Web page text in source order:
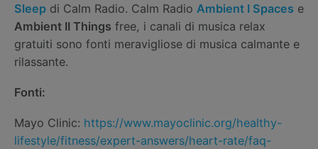
Sleep di Calm Radio. Calm Radio Ambient I Spaces e
Ambient II Things free, i canali di musica relax
gratuiti sono fonti meravigliose di musica calmante e
rilassante.
Fonti:
Mayo Clinic: https://www.mayoclinic.org/healthy-
lifestyle/fitness/expert-answers/heart-rate/faq-